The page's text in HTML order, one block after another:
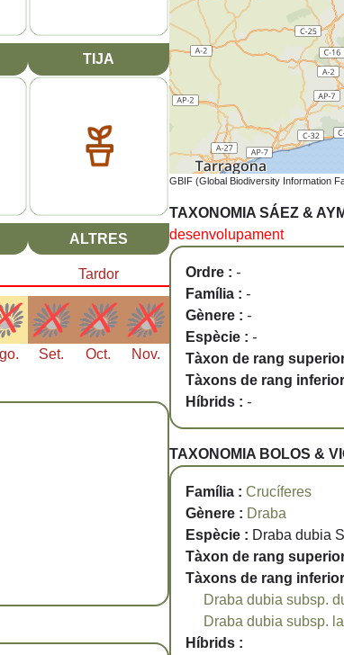
TIJA
ALTRES
Tardor
Set. Oct. Nov.
GBIF (Global Biodiversity Information
TAXONOMIA SÁEZ &
desenvolupament
Ordre : -
Família : -
Gènere : -
Espècie : -
Tàxon de rang
Tàxons de rang
Híbrids : -
TAXONOMIA BOLOS &
Família :Crucíferes
Gènere : Draba
Espècie : Draba dubia
Tàxon de rang
Tàxons de rang
Draba dubia subsp.
Draba dubia subsp.
Híbrids :